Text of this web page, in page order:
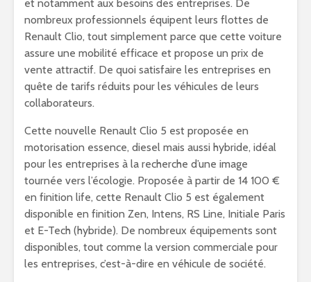
et notamment aux besoins des entreprises. De
nombreux professionnels équipent leurs flottes de
Renault Clio, tout simplement parce que cette voiture
assure une mobilité efficace et propose un prix de
vente attractif. De quoi satisfaire les entreprises en
quête de tarifs réduits pour les véhicules de leurs
collaborateurs.
Cette nouvelle Renault Clio 5 est proposée en
motorisation essence, diesel mais aussi hybride, idéal
pour les entreprises à la recherche d’une image
tournée vers l’écologie. Proposée à partir de 14 100 €
en finition life, cette Renault Clio 5 est également
disponible en finition Zen, Intens, RS Line, Initiale Paris
et E-Tech (hybride). De nombreux équipements sont
disponibles, tout comme la version commerciale pour
les entreprises, c’est-à-dire en véhicule de société.